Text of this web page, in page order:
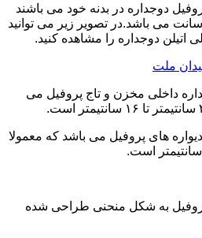
دوجداره در بدنه خود می باشند
که ارتفاع پروفیل حداقل ۱۰ سانت می باشد.در تصویر زیر می توانید
اتیلن دوجداره را مشاهده کنید.
ملت
داخلی مخزن و تاج پروفیل می
های پروفیل می باشد که معمولا
پروفیل به شکل منحنی طراحی شده